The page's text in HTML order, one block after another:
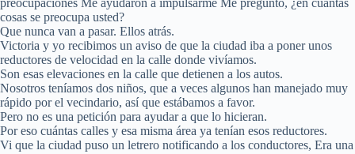
cosas se preocupa usted?
Que nunca van a pasar. Ellos atrás.
Victoria y yo recibimos un aviso de que la ciudad iba a poner unos
reductores de velocidad en la calle donde vivíamos.
Son esas elevaciones en la calle que detienen a los autos.
Nosotros teníamos dos niños, que a veces algunos han manejado muy
rápido por el vecindario, así que estábamos a favor.
Pero no es una petición para ayudar a que lo hicieran.
Por eso cuántas calles y esa misma área ya tenían esos reductores.
Vi que la ciudad puso un letrero notificando a los conductores, Era una